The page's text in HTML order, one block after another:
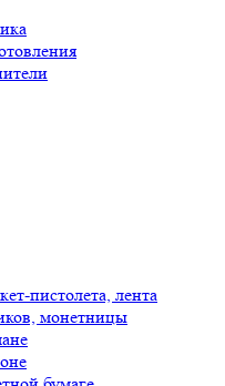
пистолета, лента
монетницы